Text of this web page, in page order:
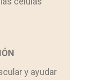
y ayudar